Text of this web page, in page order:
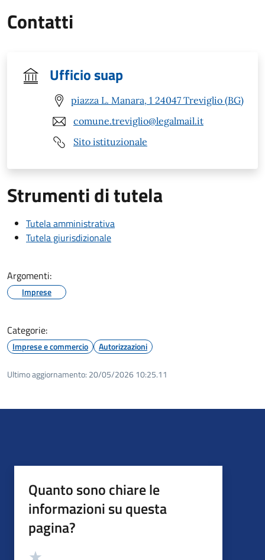
Contatti
Ufficio suap
piazza L. Manara, 1 24047 Treviglio (BG)
comune.treviglio@legalmail.it
Sito istituzionale
Strumenti di tutela
Tutela amministrativa
Tutela giurisdizionale
Argomenti:
Imprese
Categorie:
Imprese e commercio Autorizzazioni
Ultimo aggiornamento: 20/05/2026 10:25.11
Quanto sono chiare le
informazioni su questa
pagina?
Valutazione